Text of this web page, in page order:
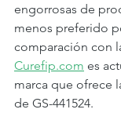
engorrosas de
menos preferido
comparación con
Curefip.com es
marca que ofrece
de GS-441524.